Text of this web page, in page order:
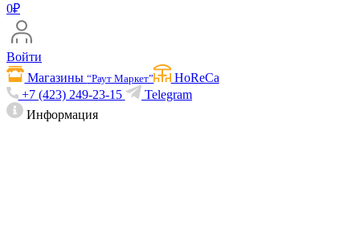
0₽
Войти
Магазины“Раут Маркет”
HoReCa
+7 (423) 249-23-15
Telegram
Информация